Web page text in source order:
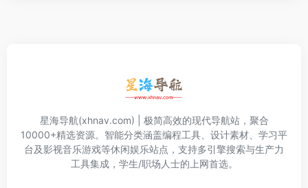
星海导航(xhnav.com) | 极简高效的现代导航站，聚合
10000+精选资源。智能分类涵盖编程工具、设计素材、学习平
台及影视音乐游戏等休闲娱乐站点，支持多引擎搜索与生产力
工具集成，学生/职场人士的上网首选。